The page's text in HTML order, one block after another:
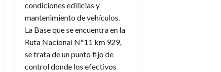
condiciones edilicias y
mantenimiento de vehículos.
La Base que se encuentra en la
Ruta Nacional N°11 km 929,
se trata de un punto fijo de
control donde los efectivos